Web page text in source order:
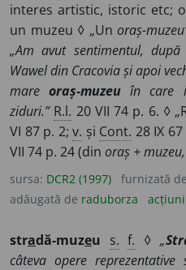
interes artistic, istoric etc;
un muzeu ◊ „Unoraș-
„Am avut sentimentul,
Wawel din Cracovia și apoi
mareoraș-muzeu în care
ziduri.” R.l. 20 VII 74 p. 6. ◊
VI 87 p. 2; v. și Cont. 28 IX
VII 74 p. 24 (din oraș + muzeu,
sursa: DCR2 (1997) furnizată de
adăugată de raduborza acțiuni
stradă-muzeu s. f. ◊ „
câteva opere reprezentative